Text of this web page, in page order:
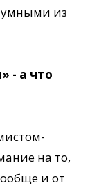
из
- а что
на то,
и от